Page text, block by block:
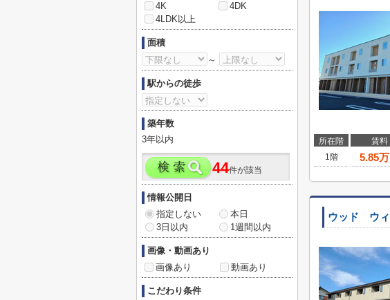
所在階 賃料
1階
5.85
ウッド ウ
4K
4DK
4LDK以上
面積
～
駅からの徒歩
築年数
3年以内
44件が該当
情報公開日
指定しない
本日
3日以内
1週間以内
画像・動画あり
画像あり
動画あり
こだわり条件